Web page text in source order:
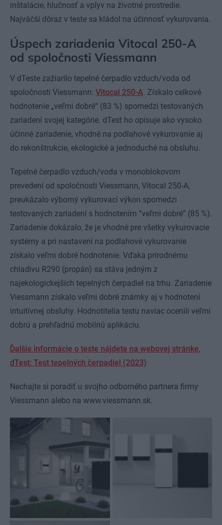
inštalácie, hlučnosť a vplyv na životné prostredie.
Najväčší dôraz v teste sa kládol na účinnosť vykurovania.
Úspech zariadenia Vitocal 250-A
od spoločnosti Viessmann
V dTeste zažiarilo tepelné čerpadlo vzduch/voda od
spoločnosti Viessmann: Vitocal 250-A. Získalo celkové
hodnotenie „veľmi dobré“ (83 %) spomedzi testovaných
zariadení svojej kategórie. dTest ho opisuje ako vysoko
účinné zariadenie, vhodné na podlahové vykurovanie aj
do rekonštrukcie, ekologické a jednoduché na obsluhu.
Tepelné čerpadlo vzduch/voda v monoblokovom
prevedení od spoločnosti Viessmann, Vitocal 250-A,
preukázalo výborný vykurovací výkon spomedzi
testovaných zariadení s hodnotením “veľmi dobré” (85 %).
Zariadenie dokázalo, že je vhodné pre všetky vykurovacie
systémy a pri nastavení na podlahové vykurovanie
získalo veľmi dobré hodnotenie. Vďaka prírodnému
chladivu R290 (propán) sa stáva jedným z
najekologickejších tepelných čerpadiel na trhu. Zariadenie
Viessmann získalo veľmi dobré známky aj v hodnotení
intuitívnej obsluhy. Hodnotitelia testu naviac ocenili veľmi
dobrú a prehľadnú mobilnú aplikáciu.
Ďalšie informácie o teste nájdete na webovej stránke,
dTest: Test tepelných čerpadiel (2023)
Nechajte si poradiť u svojho odborného partnera firmy
Viessmann alebo na www.viessmann.sk.